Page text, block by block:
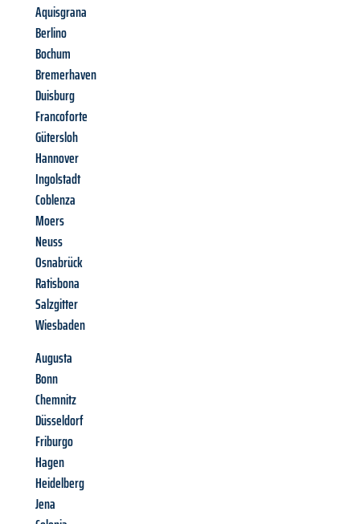
Aquisgrana
Berlino
Bochum
Bremerhaven
Duisburg
Francoforte
Gütersloh
Hannover
Ingolstadt
Coblenza
Moers
Neuss
Osnabrück
Ratisbona
Salzgitter
Wiesbaden
Augusta
Bonn
Chemnitz
Düsseldorf
Friburgo
Hagen
Heidelberg
Jena